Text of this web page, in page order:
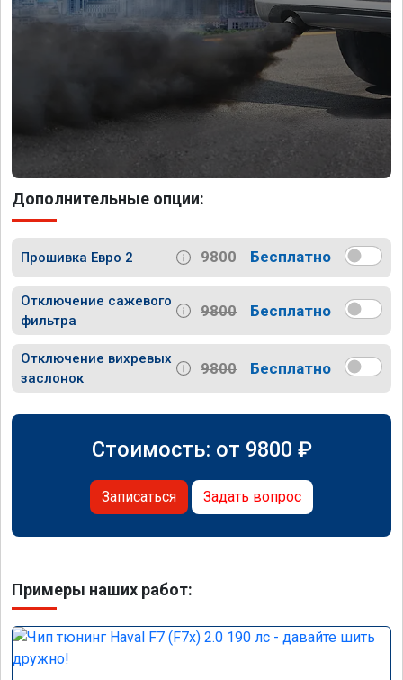
Дополнительные опции:
Прошивка Евро 2 9800 Бесплатно
Отключение сажевого
фильтра
9800 Бесплатно
Отключение вихревых
заслонок
9800 Бесплатно
Стоимость: от 9800 ₽
Записаться Задать вопрос
Примеры наших работ: